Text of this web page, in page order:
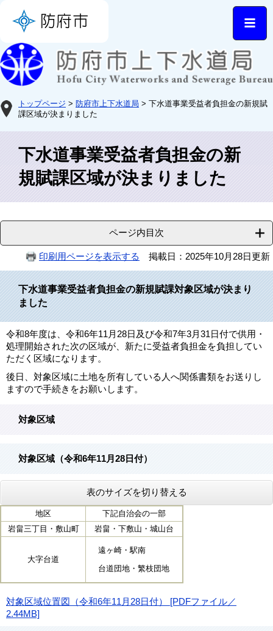
トップページ > 防府市上下水道局 > 下水道事業受益者負担金の新規賦
課区域が決まりました
下水道事業受益者負担金の新
規賦課区域が決まりました
ページ内目次
印刷用ページを表示する 掲載日：2025年10月28日更新
下水道事業受益者負担金の新規賦課対象区域が決まり
ました
令和8年度は、令和6年11月28日及び令和7年3月31日付で供用・
処理開始された次の区域が、新たに受益者負担金を負担してい
ただく区域になります。
後日、対象区域に土地を所有している人へ関係書類をお送りし
ますので手続きをお願いします。
対象区域
対象区域（令和6年11月28日付）
表のサイズを切り替える
地区
下記自治会の一部
岩畠三丁目・敷山町
岩畠・下敷山・城山台
大字台道
遠ヶ崎・駅南
台道団地・繁枝団地
対象区域位置図（令和6年11月28日付） [PDFファイル／
2.44MB]